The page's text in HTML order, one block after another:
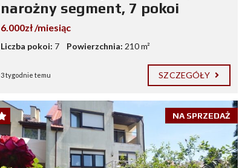
narożny segment, 7 pokoi
6.000zł /miesiąc
Liczba pokoi: 7 Powierzchnia: 210 m²
3 tygodnie temu SZCZEGÓŁY
NA SPRZEDAŻ